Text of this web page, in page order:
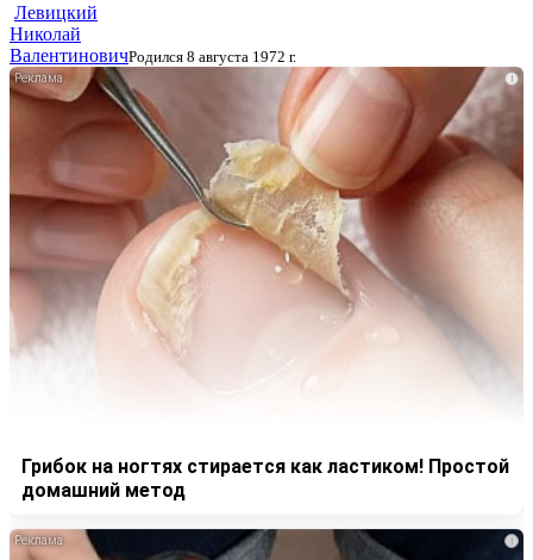
Левицкий
Николай
ВалентиновичРодился 8 августа 1972 г.
i
Грибок на ногтях стирается как ластиком! Простой
домашний метод
i